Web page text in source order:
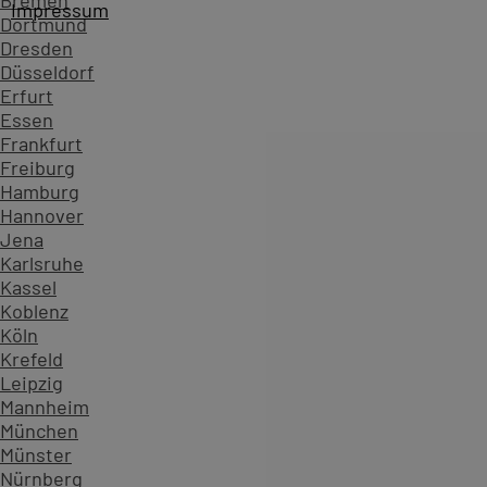
Dortmund
Dresden
Düsseldorf
Erfurt
Essen
Frankfurt
Freiburg
Hamburg
Hannover
Jena
Karlsruhe
Kassel
Koblenz
Köln
Krefeld
Leipzig
Mannheim
München
Münster
Nürnberg
PC-COLLEGE - Seit über 40 Jahren vertrauen
Themenliste
Anwendungsserver Microsoft
Business Solutions
EPM
Management
Microsoft
MS Office
Office 2016
Impressum